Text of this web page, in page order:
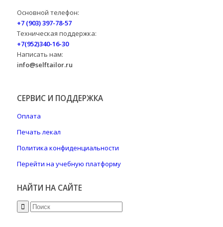
Основной телефон:
+7 (903) 397-78-57
Техническая поддержка:
+7(952)340-16-30
Написать нам:
info@selftailor.ru
СЕРВИС И ПОДДЕРЖКА
Оплата
Печать лекал
Политика конфиденциальности
Перейти на учебную платформу
НАЙТИ НА САЙТЕ